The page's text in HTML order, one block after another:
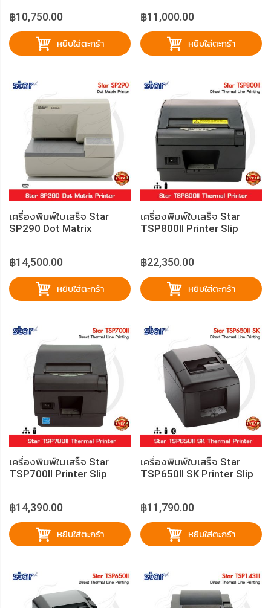
฿10,750.00
หยิบใส่ตะกร้า
฿11,000.00
หยิบใส่ตะกร้า
เครื่องพิมพ์ใบเสร็จ Star
SP290 Dot Matrix
฿14,500.00
หยิบใส่ตะกร้า
เครื่องพิมพ์ใบเสร็จ Star
TSP800II Printer Slip
฿22,350.00
หยิบใส่ตะกร้า
เครื่องพิมพ์ใบเสร็จ Star
TSP700II Printer Slip
฿14,390.00
หยิบใส่ตะกร้า
เครื่องพิมพ์ใบเสร็จ Star
TSP650II SK Printer Slip
฿11,790.00
หยิบใส่ตะกร้า